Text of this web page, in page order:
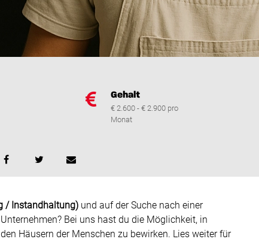
Gehalt
€ 2.600 - € 2.900 pro
Monat
/ Instandhaltung) und auf der Suche nach einer
Bei uns hast du die Möglichkeit, in
Häusern der Menschen zu bewirken. Lies weiter für